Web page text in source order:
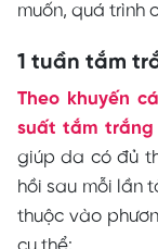
muốn, quá trình
1 tuần tắm
Theo khuyến
suất tắm
giúp da có đủ
hồi sau mỗi lần
thuộc vào